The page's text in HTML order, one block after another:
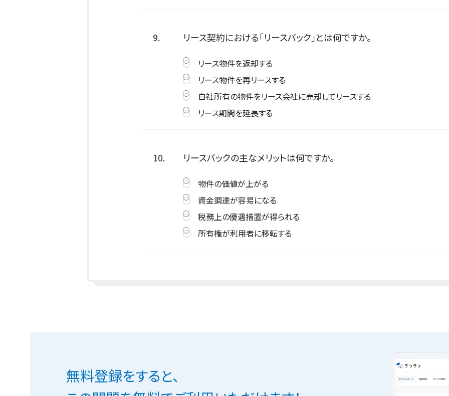
9. リース契約における「リースバック」とは何ですか。
リース物件を返却する
リース物件を再リースする
自社所有の物件をリース会社に売却してリースする
リース期間を延長する
10. リースバックの主なメリットは何ですか。
物件の価値が上がる
資金調達が容易になる
税務上の優遇措置が得られる
所有権が利用者に移転する
無料登録をすると、